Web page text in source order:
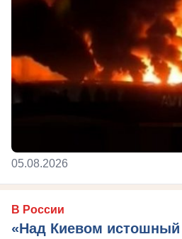
05.08.2026
В России
«Над Киевом истошный